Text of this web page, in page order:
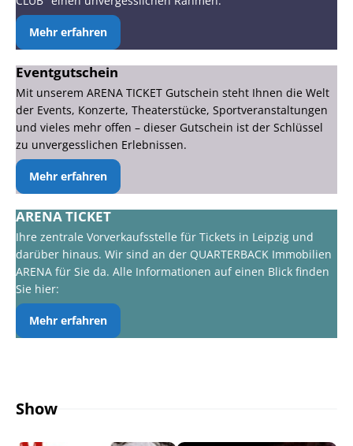
Mehr erfahren
Eventgutschein
Mit unserem ARENA TICKET Gutschein steht Ihnen die Welt
der Events, Konzerte, Theaterstücke, Sportveranstaltungen
und vieles mehr offen – dieser Gutschein ist der Schlüssel
zu unvergesslichen Erlebnissen.
Mehr erfahren
ARENA TICKET
Ihre zentrale Vorverkaufsstelle für Tickets in Leipzig und
darüber hinaus. Wir sind an der QUARTERBACK Immobilien
ARENA für Sie da. Alle Informationen auf einen Blick finden
Sie hier:
Mehr erfahren
Show